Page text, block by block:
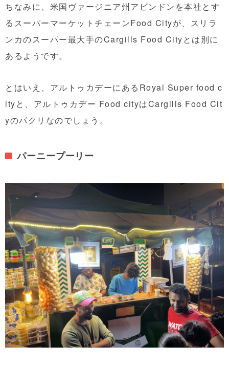
ちなみに、米国ヴァージニア州アビンドンを本社とす
るスーパーマーケットチェーンFood Cityが、スリラ
ンカのスーパー最大手のCargills Food Cityとは別に
あるようです。
とはいえ、アルトゥカデーにあるRoyal Super food c
ityと、アルトゥカデー Food cityはCargills Food Cit
yのパクリなのでしょう。
パーニープーリー